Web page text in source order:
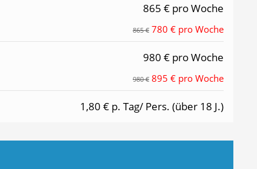
865 € pro Woche
865 € 780 € pro Woche
980 € pro Woche
980 € 895 € pro Woche
1,80 € p. Tag/ Pers. (über 18 J.)